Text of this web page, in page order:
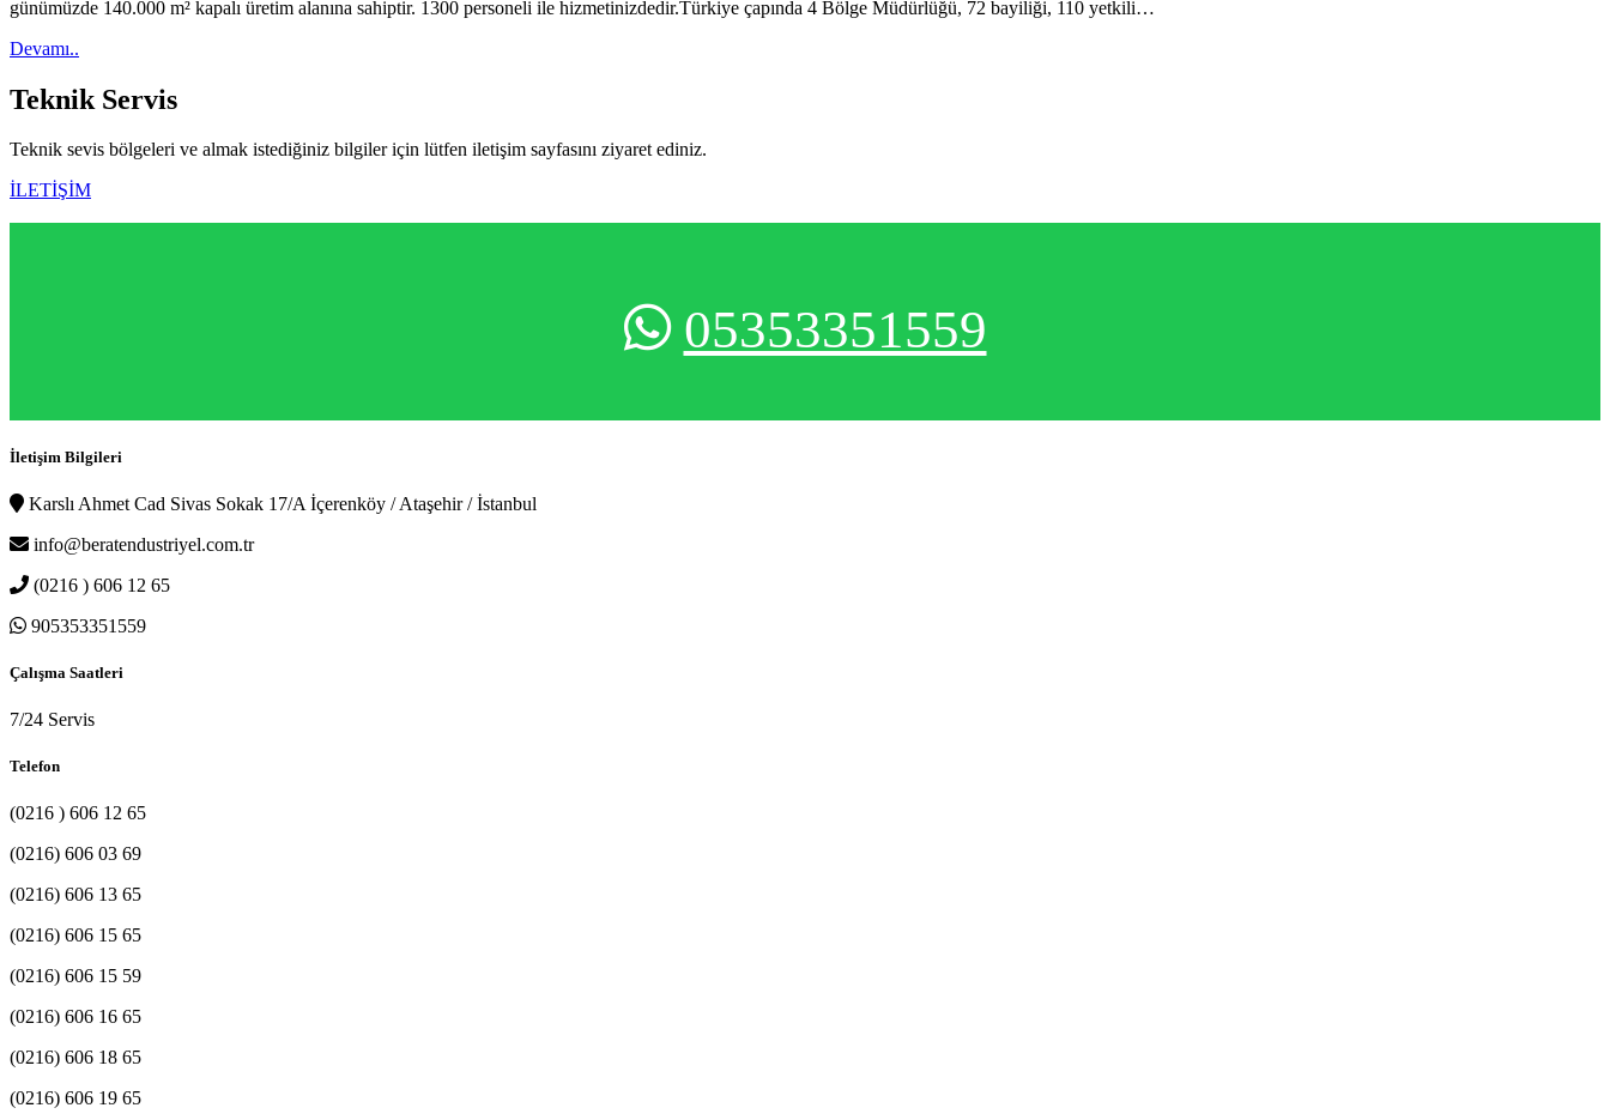
günümüzde 140.000 m² kapalı üretim alanına sahiptir. 1300 personeli ile hizmetinizdedir.Türkiye çapında 4 Bölge Müdürlüğü, 72 bayiliği, 110 yetkili…
Devamı..
Teknik Servis
Teknik sevis bölgeleri ve almak istediğiniz bilgiler için lütfen iletişim sayfasını ziyaret ediniz.
İLETİŞİM
05353351559
İletişim Bilgileri
Karslı Ahmet Cad Sivas Sokak 17/A İçerenköy / Ataşehir / İstanbul
info@beratendustriyel.com.tr
(0216 ) 606 12 65
905353351559
Çalışma Saatleri
7/24 Servis
Telefon
(0216 ) 606 12 65
(0216) 606 03 69
(0216) 606 13 65
(0216) 606 15 65
(0216) 606 15 59
(0216) 606 16 65
(0216) 606 18 65
(0216) 606 19 65